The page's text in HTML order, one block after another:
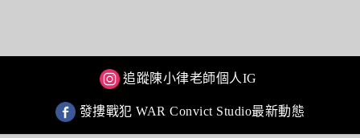
追蹤陳小律老師個人IG
發摟戰犯 WAR Convict Studio最新動態